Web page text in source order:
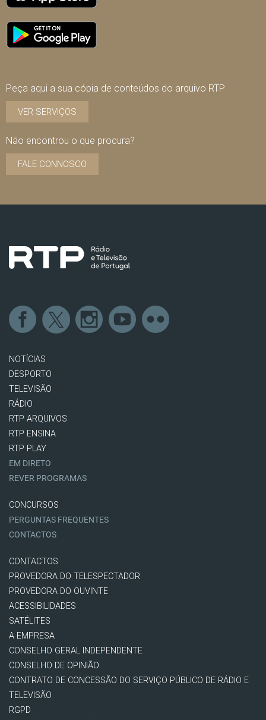
Peça aqui a sua cópia de conteúdos do arquivo RTP
VER SERVIÇOS
Não encontrou o que procura?
FALE CONNOSCO
NOTÍCIAS
DESPORTO
TELEVISÃO
RÁDIO
RTP ARQUIVOS
RTP ENSINA
RTP PLAY
EM DIRETO
REVER PROGRAMAS
CONCURSOS
PERGUNTAS FREQUENTES
CONTACTOS
CONTACTOS
PROVEDORA DO TELESPECTADOR
PROVEDORA DO OUVINTE
ACESSIBILIDADES
SATÉLITES
A EMPRESA
CONSELHO GERAL INDEPENDENTE
CONSELHO DE OPINIÃO
CONTRATO DE CONCESSÃO DO SERVIÇO PÚBLICO DE RÁDIO E
TELEVISÃO
RGPD